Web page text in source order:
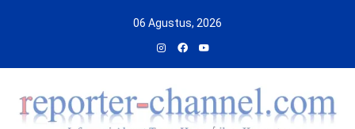
06 Agustus, 2026